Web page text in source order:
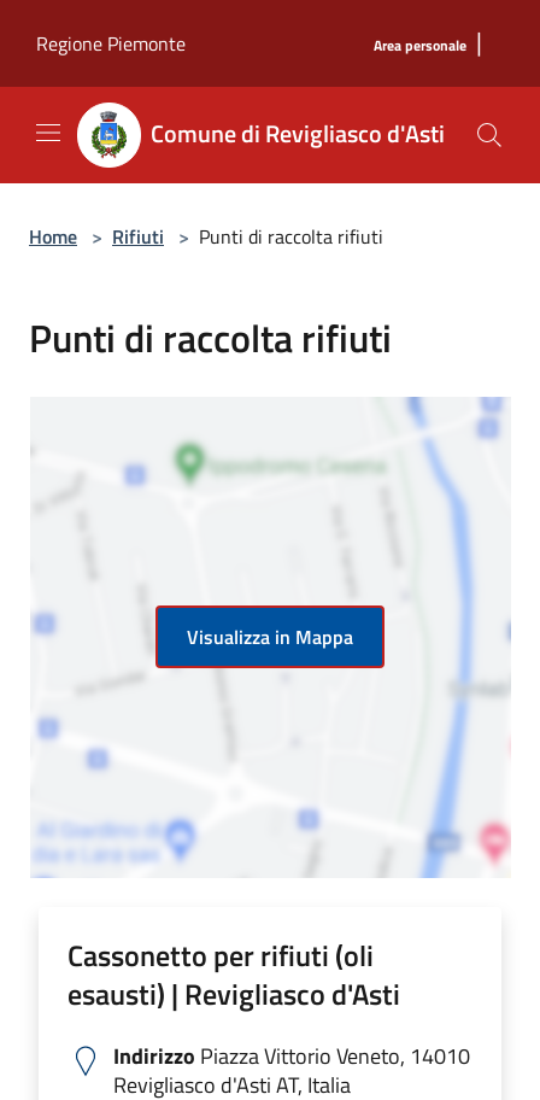
Regione Piemonte
Area personale |
Comune di Revigliasco d'Asti
Home > Rifiuti > Punti di raccolta rifiuti
Punti di raccolta rifiuti
Visualizza in Mappa
Cassonetto per rifiuti (oli
esausti) | Revigliasco d'Asti
Indirizzo Piazza Vittorio Veneto, 14010
Revigliasco d'Asti AT, Italia